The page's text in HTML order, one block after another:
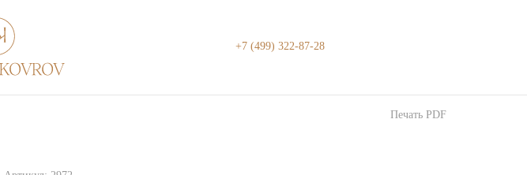
+7 (499) 322-87-28
Печать PDF